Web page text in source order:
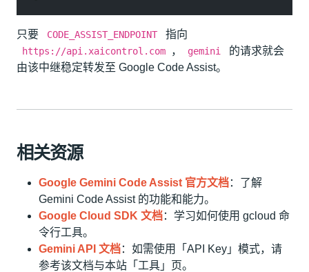
只要 CODE_ASSIST_ENDPOINT 指向
https://api.xaicontrol.com ， gemini
的请求就会
由该中继稳定转发至 Google Code Assist。
相关资源
Google Gemini Code Assist 官方文档：了解
Gemini Code Assist 的功能和能力。
Google Cloud SDK 文档：学习如何使用 gcloud 命
令行工具。
Gemini API 文档：如需使用「API Key」模式，请
参考该文档与本站「工具」页。